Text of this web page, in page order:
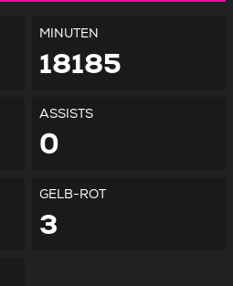
MINUTEN
18185
ASSISTS
0
GELB-ROT
3